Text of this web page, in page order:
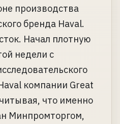
производства
бренда Haval.
Начал плотную
недели с
компании Great
что именно
Минпромторгом,